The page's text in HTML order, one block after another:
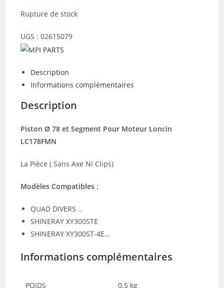
Rupture de stock
UGS :02615079
Description
Informations complémentaires
Description
Piston Ø 78 et Segment Pour Moteur Loncin
LC178FMN
La Pièce ( Sans Axe Ni Clips)
Modèles Compatibles :
QUAD DIVERS ..
SHINERAY XY300STE
SHINERAY XY300ST-4E…
Informations complémentaires
POIDS 0.5 kg